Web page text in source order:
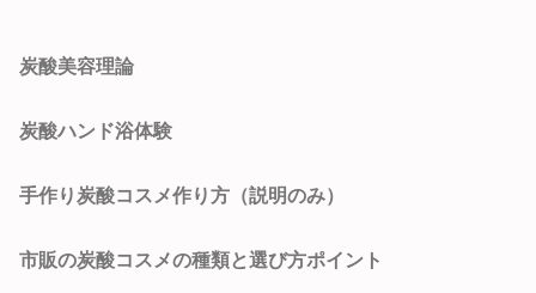
炭酸美容理論
炭酸ハンド浴体験
手作り炭酸コスメ作り方（説明のみ）
市販の炭酸コスメの種類と選び方ポイント